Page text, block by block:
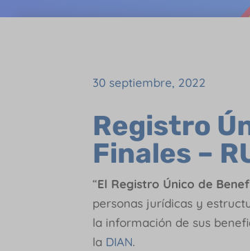
30 septiembre, 2022
Registro
Finales –
“El Registro Único de
personas jurídicas y
la información de sus
la DIAN.